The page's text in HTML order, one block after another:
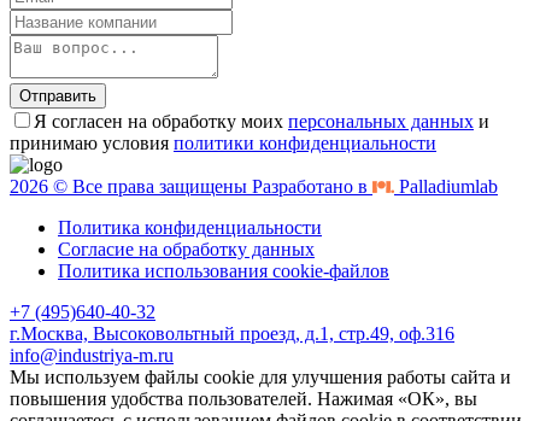
Отправить
Я согласен на обработку моих персональных данных и
принимаю условия политики конфиденциальности
2026 © Все права защищены Разработано в
Palladiumlab
Политика конфиденциальности
Согласие на обработку данных
Политика использования cookie-файлов
+7 (495)640-40-32
г.Москва, Высоковольтный проезд, д.1, стр.49, оф.316
info@industriya-m.ru
Мы используем файлы cookie для улучшения работы сайта и
повышения удобства пользователей. Нажимая «ОК», вы